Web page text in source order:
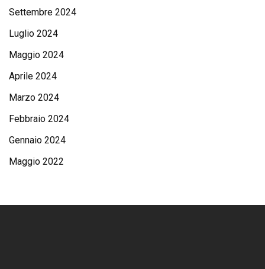
Settembre 2024
Luglio 2024
Maggio 2024
Aprile 2024
Marzo 2024
Febbraio 2024
Gennaio 2024
Maggio 2022